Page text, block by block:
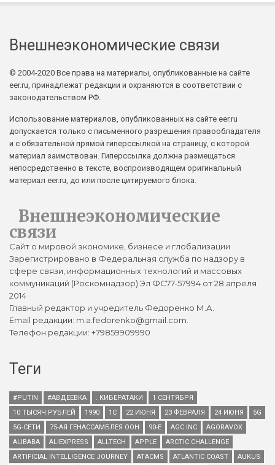
Внешнеэкономические связи
© 2004-2020 Все права на материалы, опубликованные на сайте
eer.ru, принадлежат редакции и охраняются в соответствии с
законодательством РФ.
Использование материалов, опубликованных на сайте eer.ru
допускается только с письменного разрешения правообладателя
и с обязательной прямой гиперссылкой на страницу, с которой
материал заимствован. Гиперссылка должна размещаться
непосредственно в тексте, воспроизводящем оригинальный
материал eer.ru, до или после цитируемого блока.
Внешнеэкономические
связи
Сайт о мировой экономике, бизнесе и глобализации
Зарегистрировано в Федеральная служба по надзору в
сфере связи, информационных технологий и массовых
коммуникаций (Роскомнадзор) Эл ФС77-57994 от 28 апреля
2014
Главный редактор и учредитель Федоренко М.А.
Email редакции: m.a.fedorenko@gmail.com.
Телефон редакции: +79859909990
Теги
#PUTIN #АВДЕЕВКА . КИБЕРАТАКИ
1 СЕНТЯБРЯ
10 ТЫСЯЧ РУБЛЕЙ
1990 1С 22 ИЮНЯ 23 ФЕВРАЛЯ 24 ИЮНЯ
5G
5G-СЕТИ
75-АЯ ГЕНАССАМБЛЕЯ ООН 90-Е AGC INC
AGORAVOX
ALIBABA
ALIEXPRESS ALLTECH APPLE
ARCTIC CHALLENGE
ARTIFICIAL INTELLIGENCE JOURNEY
ATACMS ATLANTIC COAST
AUKUS